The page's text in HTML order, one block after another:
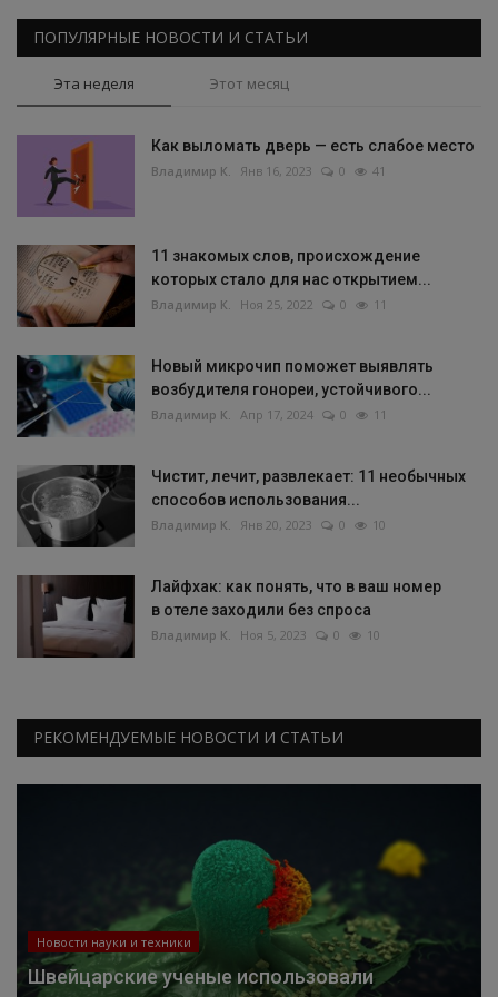
ПОПУЛЯРНЫЕ НОВОСТИ И СТАТЬИ
Эта неделя Этот месяц
Как выломать дверь — есть слабое место
Владимир К. Янв 16, 2023 0 41
11 знакомых слов, происхождение
которых стало для нас открытием...
Владимир К. Ноя 25, 2022 0 11
Новый микрочип поможет выявлять
возбудителя гонореи, устойчивого...
Владимир К. Апр 17, 2024 0 11
Чистит, лечит, развлекает: 11 необычных
способов использования...
Владимир К. Янв 20, 2023 0 10
Лайфхак: как понять, что в ваш номер
в отеле заходили без спроса
Владимир К. Ноя 5, 2023 0 10
РЕКОМЕНДУЕМЫЕ НОВОСТИ И СТАТЬИ
Новости науки и техники
Швейцарские ученые использовали